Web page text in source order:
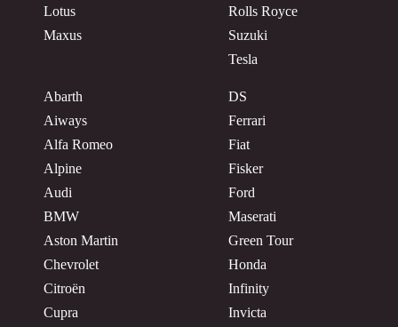
Lotus
Maxus
Abarth
Aiways
Alfa Romeo
Alpine
Audi
BMW
Aston Martin
Chevrolet
Citroën
Cupra
DS
Ferrari
Fiat
Fisker
Ford
Maserati
Green Tour
Honda
Infinity
Invicta
Rolls Royce
Suzuki
Tesla